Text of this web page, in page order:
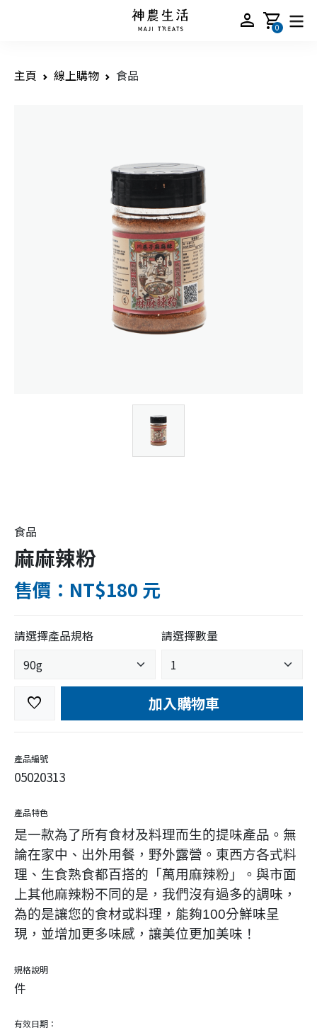
person shopping_cart
0
主頁 線上購物 食品
食品
麻麻辣粉
售價：NT$180 元
請選擇產品規格 請選擇數量
favorite 加入購物車
產品編號
05020313
產品特色
是一款為了所有食材及料理而生的提味產品。無
論在家中、出外用餐，野外露營。東西方各式料
理、生食熟食都百搭的「萬用麻辣粉」。與市面
上其他麻辣粉不同的是，我們沒有過多的調味，
為的是讓您的食材或料理，能夠100分鮮味呈
現，並增加更多味感，讓美位更加美味！
規格說明
件
有效日期：